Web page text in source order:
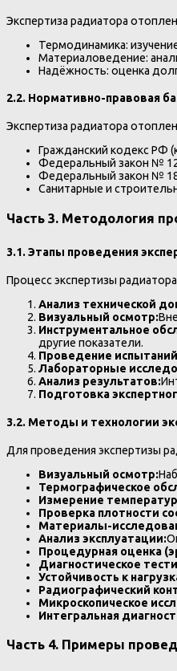
Экспертиза радиатора
Термодинамика:
Материаловедение:
Надёжность: оценка
2.2. Нормативно-правовая
Экспертиза радиатора
Гражданский кодекс РФ
Федеральный закон №
Федеральный закон №
Санитарные и
Часть 3. Методология
3.1. Этапы проведения
Процесс экспертизы
Анализ технической
Визуальный осмотр:
Инструментальное
другие показатели.
Проведение
Лабораторные
Анализ результатов:
Подготовка
3.2. Методы и технологии
Для проведения экспертизы
Визуальный осмотр:
Термографическое
Измерение
Проверка плотности
Материалы-
Анализ эксплуатации:
Процедурная оценка
Диагностическое
Устойчивость к
Радиографический
Микроскопическое
Интегральная
Часть 4. Примеры